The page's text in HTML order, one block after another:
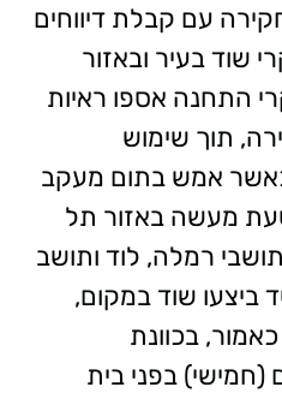
עם קבלת דיווחים
שוד בעיר ובאזור
התחנה אספו ראיות
תוך שימוש
כאשר אמש בתום מעקב
מעשה באזור תל
רמלה, לוד ותושב
שוד במקום,
בכוונת
בפני בית